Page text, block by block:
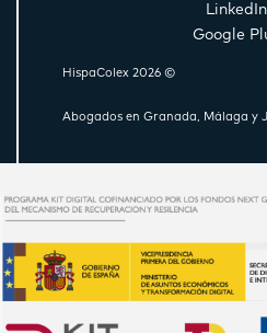
LinkedIn
Google
HispaColex 2026 ©
Abogados en Granada, Málaga y